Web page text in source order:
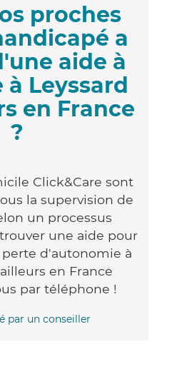
proches
a
aide à
Leyssard
en France
?
Click&Care sont
la supervision de
un processus
une aide pour
d'autonomie à
en France
par téléphone !
par un conseiller